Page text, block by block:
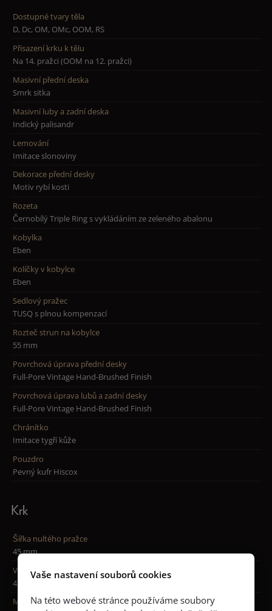
Dostupné tvary těla
D, Dc, OM, OMc, OOM, RS
Přisazení krku k tělu
Na 14. pražci (OOM na 12. pražci)
Masivní přední deska
Smrk sitka
Masivní luby a zadní deska
Indický palisandr
Lemování
Imitace slonoviny
Dekorace přední desky
Motiv rybí kosti
Rozeta
Černobílý Triple Ring s vykládáním ze zeleného abalonu
Kobylka
Eben
Kolíčky v kobylce
Eben
Sedlový pražec
TUSQ s plnou kompenzací
Rozteč strun na kobylce
55 mm
Povrchová úprava přední desky
Full-Pore Vintage Hand-Brushed Finish
Povrchová úprava lubů a zadní desky
Full-Pore Vintage Hand-Brushed Finish
Chránítko
Imitace tygří kůže
Pouzdro
Pevný kufr Hiscox
Krk
Šířka nultého pražce
45 mm
Volitelné šířky nultého pražce
43 mm a 48 mm
Menzura
Vaše nastavení souborů cookies
Na této webové stránce používáme soubory